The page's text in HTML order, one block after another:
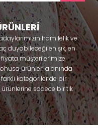
hamilelik ve
duyabileceği en şık, en
müşterilerimize
ürünleri alanında
kategoriler de bir
sadece bir tık
hem doğum sonrası
huzur içinde
Annelerimizin